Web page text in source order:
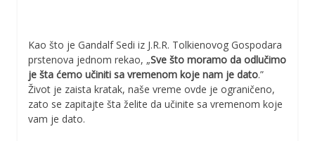
Kao što je Gandalf Sedi iz J.R.R. Tolkienovog Gospodara
prstenova jednom rekao, „Sve što moramo da odlučimo
je šta ćemo učiniti sa vremenom koje nam je dato.”
Život je zaista kratak, naše vreme ovde je ograničeno,
zato se zapitajte šta želite da učinite sa vremenom koje
vam je dato.